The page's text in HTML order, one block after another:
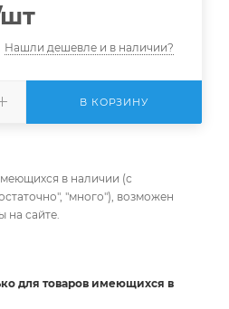
Нашли дешевле и в наличии?
В КОРЗИНУ
в наличии (с
"много"), возможен
на сайте.
для товаров имеющихся в